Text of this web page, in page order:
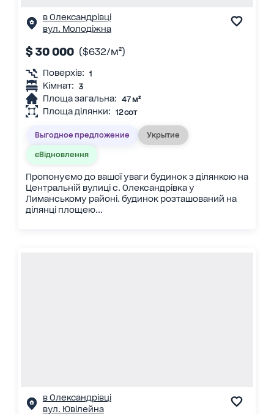
в Олександрівці
вул. Молодіжна
$ 30 000 ($632/м²)
Поверхів: 1
Кімнат: 3
Площа загальна: 47 м²
Площа ділянки: 12 сот
Выгодное предложение Укрытие
єВідновлення
Пропонуємо до вашої уваги будинок з ділянкою на
Центральній вулиці с. Олександрівка у
Лиманському районі. будинок розташований на
ділянці площею...
в Олександрівці
вул. Ювілейна